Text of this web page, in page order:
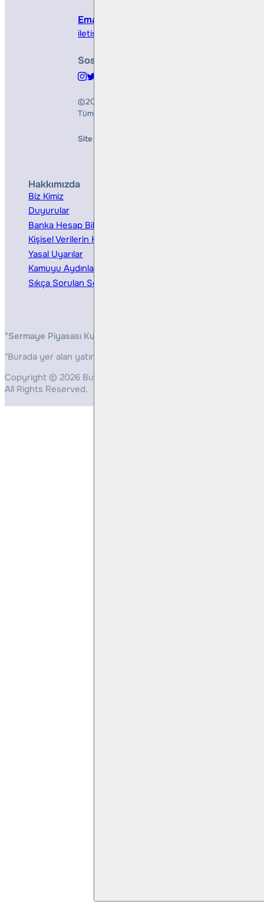
Email
iletisim@bullsyatirim.com
Sosyal Medya
©2026
Tüm Hakları Saklıdır
Site Creation & Technology by
Hakkımızda
Biz Kimiz
Duyurular
Banka Hesap Bilgileri
Kişisel Verilerin Korunması
Yasal Uyarılar
Kamuyu Aydınlatma
Sıkça Sorulan Sorular
"Sermaye Piyasası Kurulunun, Yatırım Hizmetleri ve
"Burada yer alan yatırım bilgi, yorum ve tavsiyeleri yatırım
Copyright © 2026 Bulls Yatırım Menkul Değerler
All Rights Reserved.